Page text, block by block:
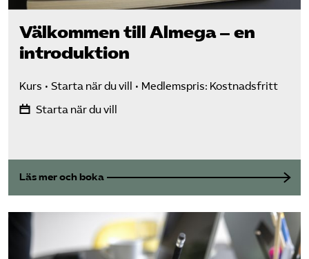
Logga in på Arbetsgivarguiden
Välkommen till Almega – en
introduktion
Kurs Starta när du vill
Medlemspris: Kostnadsfritt
Starta när du vill
Läs mer och boka